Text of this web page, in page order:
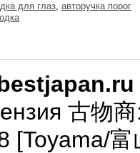
для глаз, авторучка порог
古物
[Toyama/